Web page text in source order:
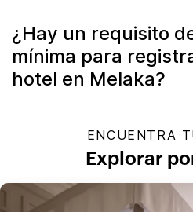
¿Hay un requisito
mínima para
hotel en Melaka?
ENCUENTRA
Explorar